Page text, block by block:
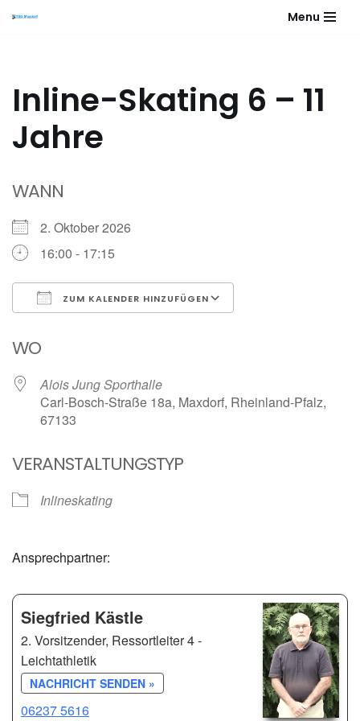
Menu
Inline-Skating 6 – 11
Jahre
WANN
2. Oktober 2026
16:00 - 17:15
ZUM KALENDER HINZUFÜGEN
WO
Alois Jung Sporthalle
Carl-Bosch-Straße 18a, Maxdorf, Rheinland-Pfalz,
67133
VERANSTALTUNGSTYP
Inlineskating
Ansprechpartner:
Siegfried Kästle
2. Vorsitzender, Ressortleiter 4 -
Leichtathletik
NACHRICHT SENDEN »
06237 5616